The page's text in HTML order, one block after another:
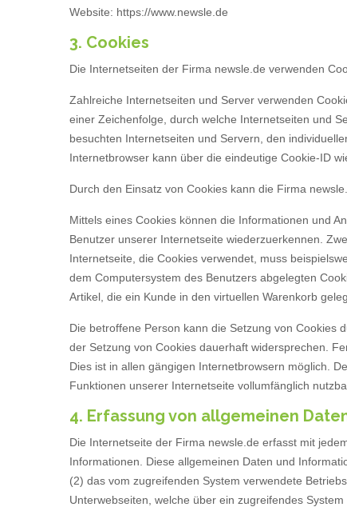
Website: https://www.newsle.de
3. Cookies
Die Internetseiten der Firma newsle.de verwenden
Zahlreiche Internetseiten und Server verwenden
einer Zeichenfolge, durch welche Internetseiten und
besuchten Internetseiten und Servern, den
Internetbrowser kann über die eindeutige Cookie-ID
Durch den Einsatz von Cookies kann die Firma
Mittels eines Cookies können die Informationen und
Benutzer unserer Internetseite wiederzuerkennen.
Internetseite, die Cookies verwendet, muss
dem Computersystem des Benutzers abgelegten
Artikel, die ein Kunde in den virtuellen Warenkorb
Die betroffene Person kann die Setzung von Cookies
der Setzung von Cookies dauerhaft widersprechen.
Dies ist in allen gängigen Internetbrowsern möglich.
Funktionen unserer Internetseite vollumfänglich
4. Erfassung von allgemeinen
Die Internetseite der Firma newsle.de erfasst mit
Informationen. Diese allgemeinen Daten und
(2) das vom zugreifenden System verwendete
Unterwebseiten, welche über ein zugreifendes